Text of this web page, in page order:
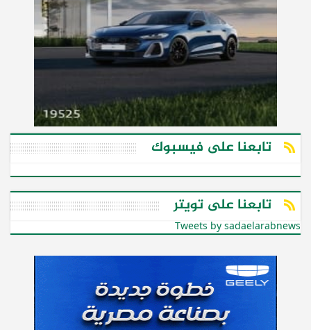
تابعنا على فيسبوك
تابعنا على تويتر
Tweets by sadaelarabnews